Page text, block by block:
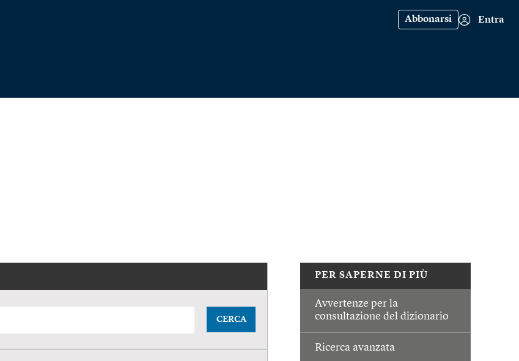
Abbonarsi Entra
PER SAPERNE DI PIÙ
Avvertenze per la
consultazione del dizionario
Ricerca avanzata
CERCA